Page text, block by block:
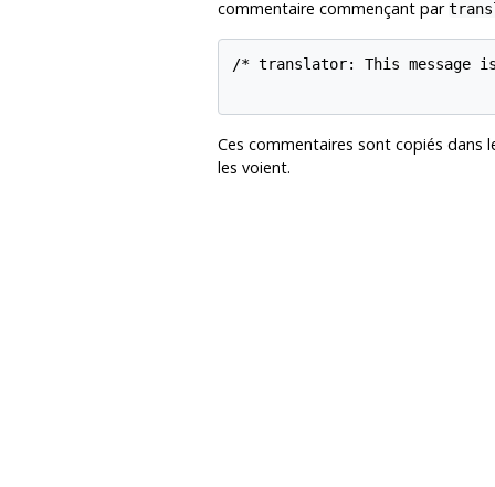
commentaire commençant par
/* translator: This message
Ces commentaires sont copiés dans
les voient.